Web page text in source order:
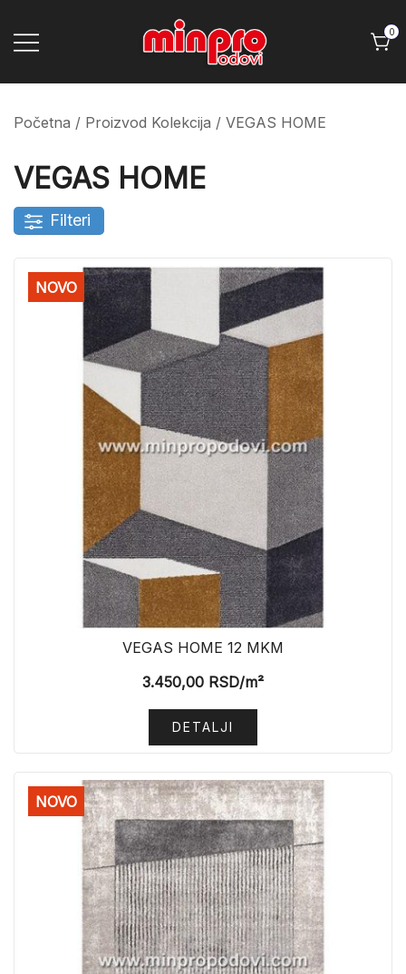
Minpro podovi
0
Početna / Proizvod Kolekcija / VEGAS HOME
VEGAS HOME
Filteri
NOVO
VEGAS HOME 12 MKM
3.450,00 RSD/m²
DETALJI
NOVO